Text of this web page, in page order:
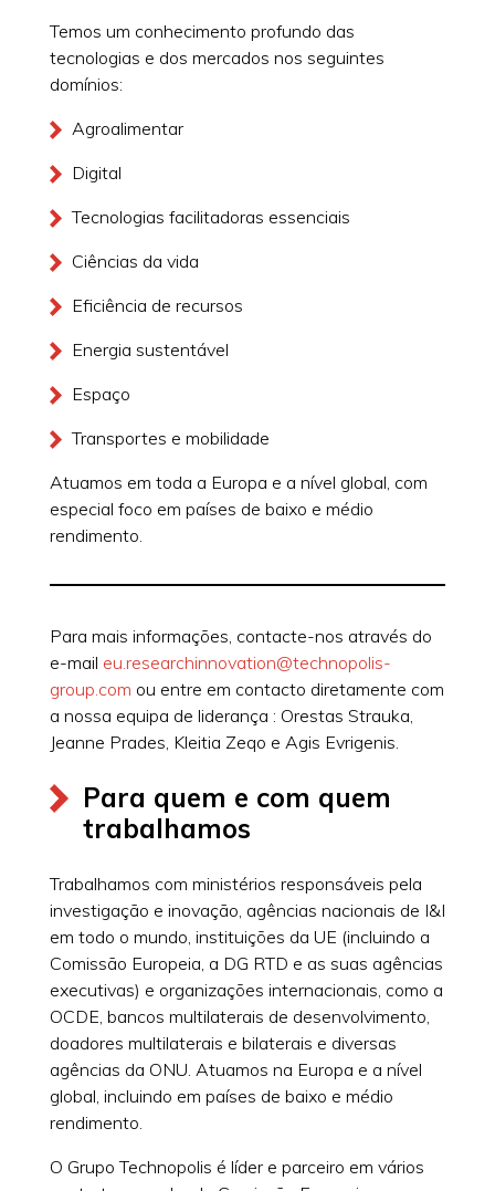
Temos um conhecimento profundo das
tecnologias e dos mercados nos seguintes
domínios:
Agroalimentar
Digital
Tecnologias facilitadoras essenciais
Ciências da vida
Eficiência de recursos
Energia sustentável
Espaço
Transportes e mobilidade
Atuamos em toda a Europa e a nível global, com
especial foco em países de baixo e médio
rendimento.
Para mais informações, contacte-nos através do
e-mail eu.researchinnovation@technopolis-
group.com ou entre em contacto diretamente com
a nossa equipa de liderança : Orestas Strauka,
Jeanne Prades, Kleitia Zeqo e Agis Evrigenis.
Para quem e com quem
trabalhamos
Trabalhamos com ministérios responsáveis pela
investigação e inovação, agências nacionais de I&I
em todo o mundo, instituições da UE (incluindo a
Comissão Europeia, a DG RTD e as suas agências
executivas) e organizações internacionais, como a
OCDE, bancos multilaterais de desenvolvimento,
doadores multilaterais e bilaterais e diversas
agências da ONU. Atuamos na Europa e a nível
global, incluindo em países de baixo e médio
rendimento.
O Grupo Technopolis é líder e parceiro em vários